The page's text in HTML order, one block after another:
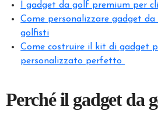
I gadget da golf premium per
Come personalizzare gadget
golfisti
Come costruire il kit di gadget
personalizzato perfetto
Perché il gadget da